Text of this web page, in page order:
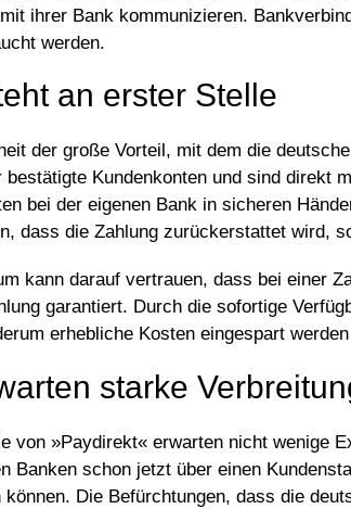
ihrer Bank kommunizieren.
werden.
an erster Stelle
der große Vorteil, mit dem die
bestätigte Kundenkonten und sind direkt
bei der eigenen Bank in sicheren
dass die Zahlung zurückerstattet wird,
kann darauf vertrauen, dass bei einer
garantiert. Durch die sofortige
erhebliche Kosten eingespart
starke
von »Paydirekt« erwarten nicht wenige
Banken schon jetzt über einen
können. Die Befürchtungen, dass die